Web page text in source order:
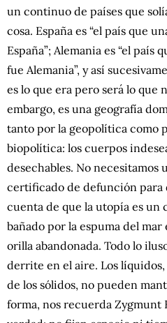
un continuo de países que
cosa. España es “el país que
España”; Alemania es “el país
fue Alemania”, y así
es lo que era pero será lo que
embargo, es una geografía
tanto por la geopolítica como
biopolítica: los cuerpos
desechables. No necesitamos
certificado de defunción para
cuenta de que la utopía es un
bañado por la espuma del mar
orilla abandonada. Todo lo
derrite en el aire. Los
de los sólidos, no pueden
forma, nos recuerda Zygmunt